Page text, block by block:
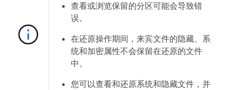
查看或浏览保留的分区可能会导致错
误。
在还原操作期间，来宾文件的隐藏、系
统和加密属性不会保留在还原的文件
中。
您可以查看和还原系统和隐藏文件，并